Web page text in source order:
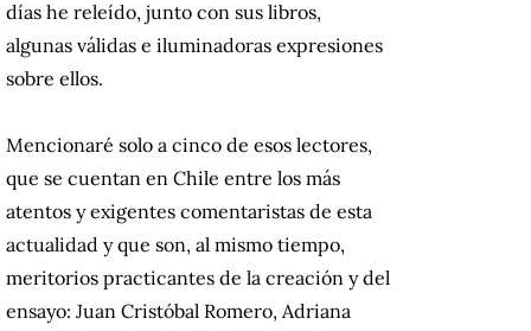
días he releído, junto con sus libros,
algunas válidas e iluminadoras expresiones
sobre ellos.
Mencionaré solo a cinco de esos lectores,
que se cuentan en Chile entre los más
atentos y exigentes comentaristas de esta
actualidad y que son, al mismo tiempo,
meritorios practicantes de la creación y del
ensayo: Juan Cristóbal Romero, Adriana